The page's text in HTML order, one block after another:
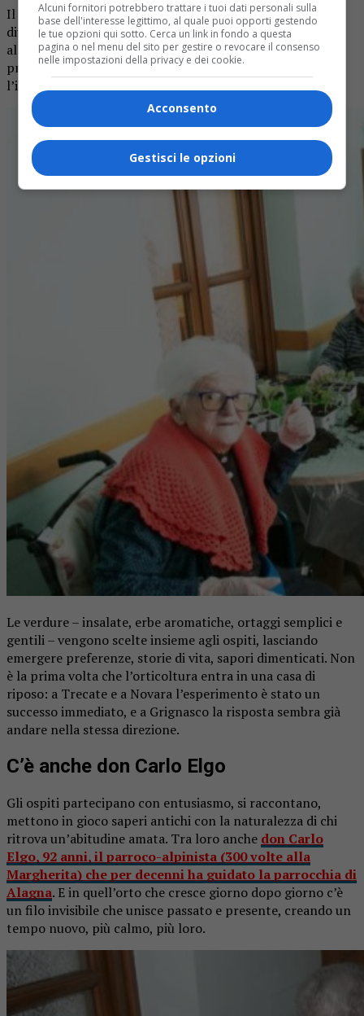
Il progetto vive su due fronti: all’interno, dove i vasi
diventano un laboratorio di pazienza e osservazione. E
all’esterno, dove con la primavera arriverà un vero orto,
pronto ad accogliere le piantine cresciute durante
l’inverno.
Le verdure – insalate, erbe aromatiche, ortaggi semplici e
gentili – vengono scelte insieme agli ospiti, lasciando
emergere preferenze, storie di vita, sapori dimenticati. Non
è la prima volta che l’orticoltura entra in una casa di
riposo: a Trecate e a Novara l’esperimento è stato un
successo immediato, e a Grignasco la risposta sembra già
andare nella stessa direzione.
C’è anche don Carlo Elgo
Gli ospiti partecipano con entusiasmo, si raccontano,
mettono in gioco saperi antichi con la naturalezza di chi
ritrova un’abitudine amata. Tra loro anche don Carlo
Elgo, 92 anni, il parroco-alpinista (300 volte alla
Margherita) che per decenni ha guidato la parrocchia di
Alagna. E in quell’orto che cresce giorno dopo giorno c’è
un filo invisibile che unisce passato e presente, creando un
tempo nuovo, più calmo, più loro.
Alcuni fornitori potrebbero trattare i tuoi dati personali sulla
base dell'interesse legittimo, al quale puoi opporti gestendo
le tue opzioni qui sotto. Cerca un link in fondo a questa
pagina o nel menu del sito per gestire o revocare il consenso
nelle impostazioni della privacy e dei cookie.
Acconsento
Gestisci le opzioni